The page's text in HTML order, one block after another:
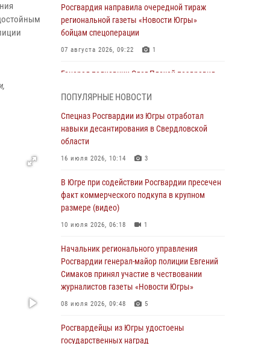
Росгвардия направила очередной тираж
региональной газеты «Новости Югры»
бойцам спецоперации
07 августа 2026, 09:22 1
Генерал-полковник Олег Плохой поздравил
подразделений Росгвардии с
профессиональным праздником
07 августа 2026, 06:02
Делегация МВД Республики Беларусь
работы Росгвардии в Москве (видео)
06 августа 2026, 11:29 5 1
06 августа 2026, 11:28
Офицеры Росгвардии и ветераны войск
правопорядка почтили память генерала
армии Ивана Кирилловича Яковлева
В Югре при силовой поддержке ОМОН
ПОПУЛЯРНЫЕ НОВОСТИ
Спецназ Росгвардии из Югры отработал
навыки десантирования в Свердловской
области
16 июля 2026, 10:14 3
В Югре при содействии Росгвардии пресечен
факт коммерческого подкупа в крупном
размере (видео)
10 июля 2026, 06:18 1
Начальник регионального управления
Росгвардии генерал-майор полиции Евгений
Симаков принял участие в чествовании
журналистов газеты «Новости Югры»
08 июля 2026, 09:48 5
Росгвардейцы из Югры удостоены
государственных наград